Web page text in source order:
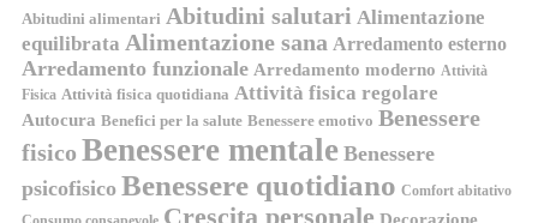
Abitudini alimentari Abitudini salutari Alimentazione
equilibrata Alimentazione sana Arredamento esterno
Arredamento funzionale Arredamento moderno Attività
Fisica Attività fisica quotidiana Attività fisica regolare
Autocura Benefici per la salute Benessere emotivo Benessere
fisico Benessere mentale Benessere
psicofisico Benessere quotidiano Comfort abitativo
Crescita personale